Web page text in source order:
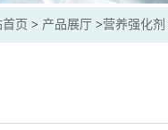
首页 > 产品展厅 >营养强化剂